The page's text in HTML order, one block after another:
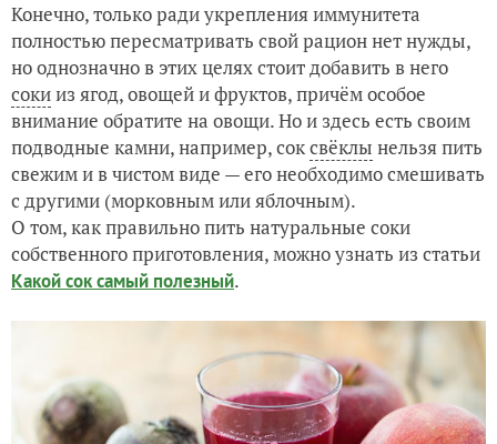
Конечно, только ради укрепления иммунитета
полностью пересматривать свой рацион нет нужды,
но однозначно в этих целях стоит добавить в него
сокииз ягод, овощей и фруктов, причём особое
внимание обратите на овощи. Но и здесь есть своим
подводные камни, например, соксвёклы нельзя пить
свежим и в чистом виде — его необходимо смешивать
с другими (морковным или яблочным).
О том, как правильно пить натуральные соки
собственного приготовления, можно узнать из статьи
Какой сок самый полезный.